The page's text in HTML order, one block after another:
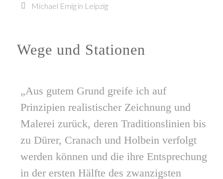
Michael Emig in Leipzig
Wege und Stationen
„Aus gutem Grund greife ich auf
Prinzipien realistischer Zeichnung und
Malerei zurück, deren Traditionslinien bis
zu Dürer, Cranach und Holbein verfolgt
werden können und die ihre Entsprechung
in der ersten Hälfte des zwanzigsten